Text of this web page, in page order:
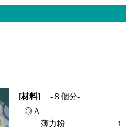
[材料] -８個分-
◎Ａ
薄力粉